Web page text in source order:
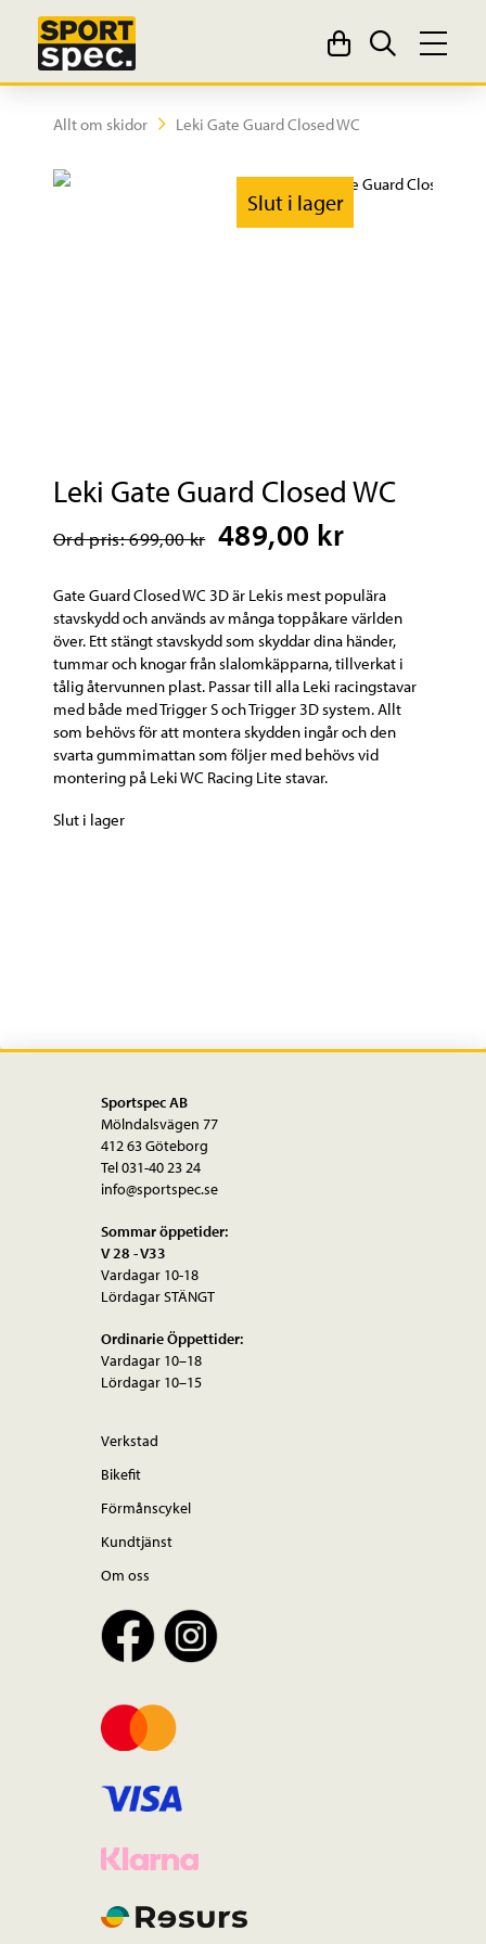
Allt om skidor Leki Gate Guard Closed WC
Slut i lager
Leki Gate Guard Closed WC
Ord pris: 699,00 kr 489,00 kr
Gate Guard Closed WC 3D är Lekis mest populära
stavskydd och används av många toppåkare världen
över. Ett stängt stavskydd som skyddar dina händer,
tummar och knogar från slalomkäpparna, tillverkat i
tålig återvunnen plast. Passar till alla Leki racingstavar
med både med Trigger S och Trigger 3D system. Allt
som behövs för att montera skydden ingår och den
svarta gummimattan som följer med behövs vid
montering på Leki WC Racing Lite stavar.
Slut i lager
Sportspec AB
Mölndalsvägen 77
412 63 Göteborg
Tel 031-40 23 24
info@sportspec.se
Sommar öppetider:
V 28 - V33
Vardagar 10-18
Lördagar STÄNGT
Ordinarie Öppettider:
Vardagar 10–18
Lördagar 10–15
Verkstad
Bikefit
Förmånscykel
Kundtjänst
Om oss